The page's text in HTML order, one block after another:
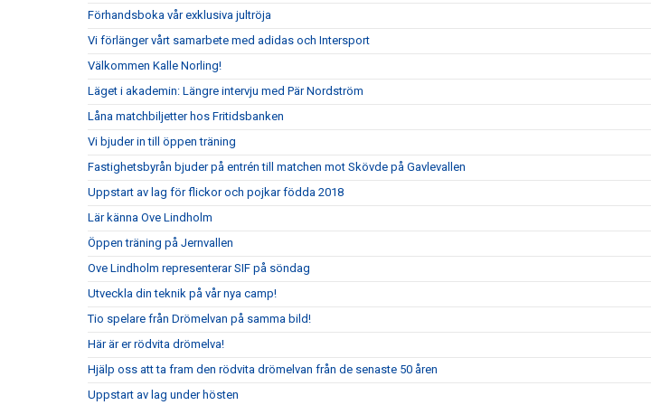
Förhandsboka vår exklusiva jultröja
Vi förlänger vårt samarbete med adidas och Intersport
Välkommen Kalle Norling!
Läget i akademin: Längre intervju med Pär Nordström
Låna matchbiljetter hos Fritidsbanken
Vi bjuder in till öppen träning
Fastighetsbyrån bjuder på entrén till matchen mot Skövde på Gavlevallen
Uppstart av lag för flickor och pojkar födda 2018
Lär känna Ove Lindholm
Öppen träning på Jernvallen
Ove Lindholm representerar SIF på söndag
Utveckla din teknik på vår nya camp!
Tio spelare från Drömelvan på samma bild!
Här är er rödvita drömelva!
Hjälp oss att ta fram den rödvita drömelvan från de senaste 50 åren
Uppstart av lag under hösten